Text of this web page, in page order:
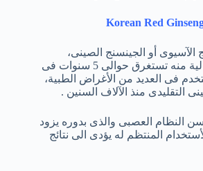
الآسيوى أو الجينسنج الصينى،
والنوعية ذات الجودة العالية منه تستغرق حوالى 5 سنوات فى
فى العديد من الأغراض الطبية،
منذ الآلاف السنين .
النظام العصبى والذى بدوره يزود
المنتظم له يؤدى الى نتائج